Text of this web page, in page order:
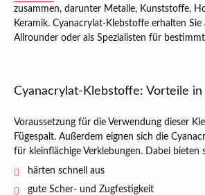
zusammen, darunter Metalle, Kunststoffe,
Keramik. Cyanacrylat-Klebstoffe erhalten Sie
Allrounder oder als Spezialisten für
Cyanacrylat-Klebstoffe: Vorteile in
Voraussetzung für die Verwendung dieser
Fügespalt. Außerdem eignen sich die
für kleinflächige Verklebungen. Dabei bieten
härten schnell aus
gute Scher- und Zugfestigkeit